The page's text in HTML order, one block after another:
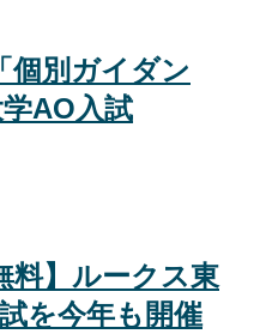
個別ガイダン
AO入試
料】ルークス東
を今年も開催